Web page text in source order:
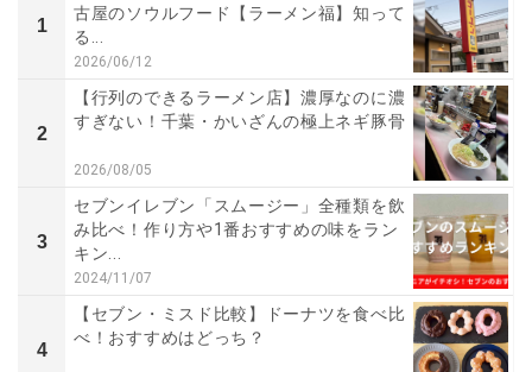
1
古屋のソウルフード【ラーメン福】知って
る...
2026/06/12
2
【行列のできるラーメン店】濃厚なのに濃
すぎない！千葉・かいざんの極上ネギ豚骨
2026/08/05
3
セブンイレブン「スムージー」全種類を飲
み比べ！作り方や1番おすすめの味をラン
キン...
2024/11/07
4
【セブン・ミスド比較】ドーナツを食べ比
べ！おすすめはどっち？